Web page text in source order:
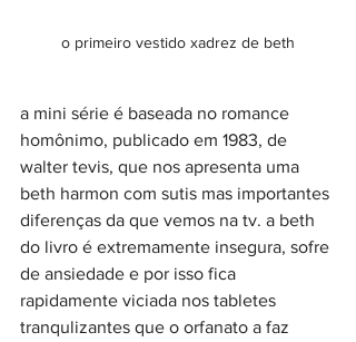
o primeiro vestido xadrez de beth
a mini série é baseada no romance
homônimo, publicado em 1983, de
walter tevis, que nos apresenta uma
beth harmon com sutis mas importantes
diferenças da que vemos na tv. a beth
do livro é extremamente insegura, sofre
de ansiedade e por isso fica
rapidamente viciada nos tabletes
tranqulizantes que o orfanato a faz